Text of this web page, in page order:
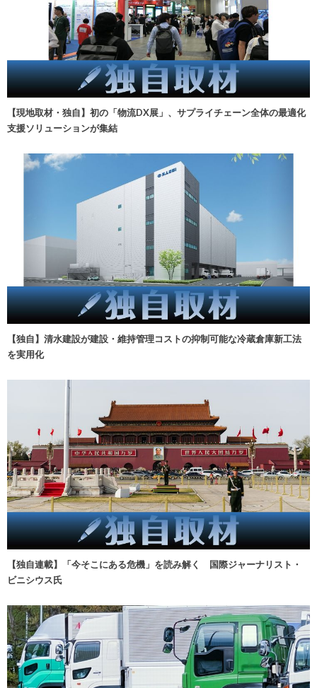
【現地取材・独自】初の「物流DX展」、サプライチェーン全体の最適化
支援ソリューションが集結
【独自】清水建設が建設・維持管理コストの抑制可能な冷蔵倉庫新工法
を実用化
【独自連載】「今そこにある危機」を読み解く 国際ジャーナリスト・
ビニシウス氏